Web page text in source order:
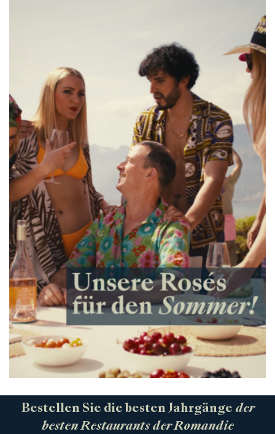
Bestellen Sie die besten Jahrgänge der
besten Restaurants der Romandie